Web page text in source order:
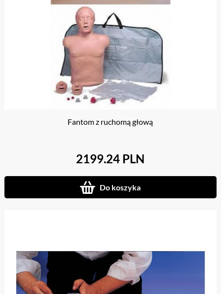
Fantom z ruchomą głową
2199.24 PLN
Do koszyka